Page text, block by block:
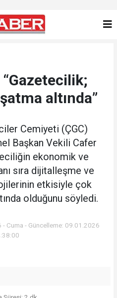
altında”
Cemiyeti (ÇGC)
Başkan Vekili Cafer
ekonomik ve
sıra dijitalleşme ve
etkisiyle çok
olduğunu söyledi.
- Cuma - Güncelleme: 09.01.2026